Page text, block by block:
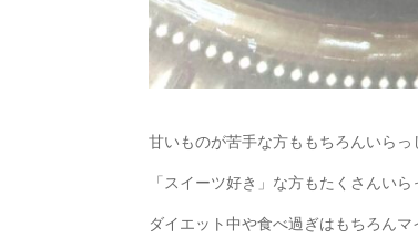
甘いものが苦手な方ももちろんいらっ
「スイーツ好き」な方もたくさんい
ダイエット中や食べ過ぎはもちろん